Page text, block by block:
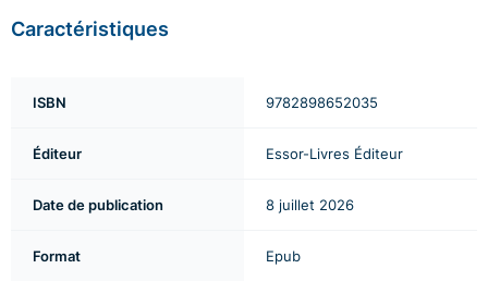
Caractéristiques
ISBN 9782898652035
Éditeur Essor-Livres Éditeur
Date de publication 8 juillet 2026
Format Epub